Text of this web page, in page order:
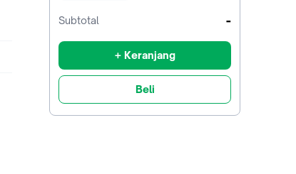
Subtotal -
+ Keranjang
Beli